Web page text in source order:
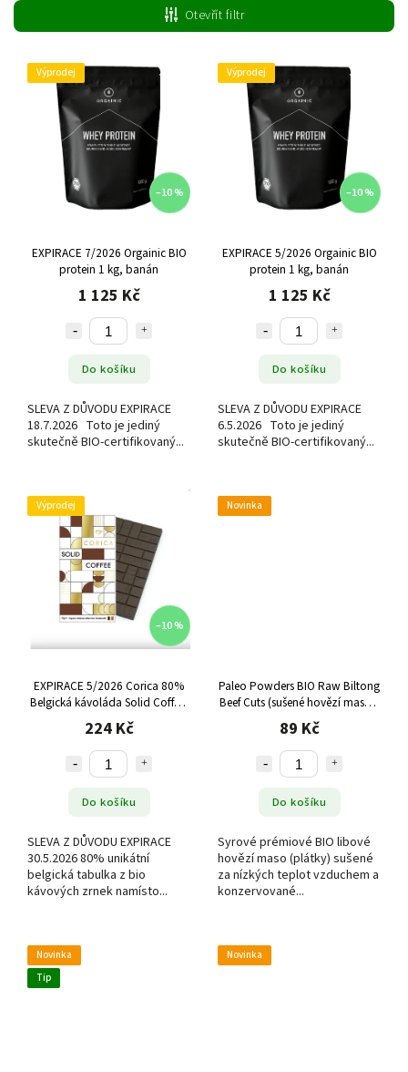
Nejlevnější
Nejdražší
Nejprodávanější
Abecedně
Otevřít filtr
Výprodej
–10 %
EXPIRACE 7/2026 Orgainic BIO
protein 1 kg, banán
1 125 Kč
Do košíku
SLEVA Z DŮVODU EXPIRACE
18.7.2026 Toto je jediný
skutečně BIO-certifikovaný...
Výprodej
–10 %
EXPIRACE 5/2026 Orgainic BIO
protein 1 kg, banán
1 125 Kč
Do košíku
SLEVA Z DŮVODU EXPIRACE
6.5.2026 Toto je jediný
skutečně BIO-certifikovaný...
Výprodej
–10 %
EXPIRACE 5/2026 Corica 80%
Belgická kávoláda Solid Coffee,
70 g
224 Kč
Do košíku
SLEVA Z DŮVODU EXPIRACE
30.5.2026 80% unikátní
belgická tabulka z bio
kávových zrnek namísto...
Novinka
Paleo Powders BIO Raw Biltong
Beef Cuts (sušené hovězí maso),
30 g
89 Kč
Do košíku
Syrové prémiové BIO libové
hovězí maso (plátky) sušené
za nízkých teplot vzduchem a
konzervované...
Novinka
Tip
Novinka